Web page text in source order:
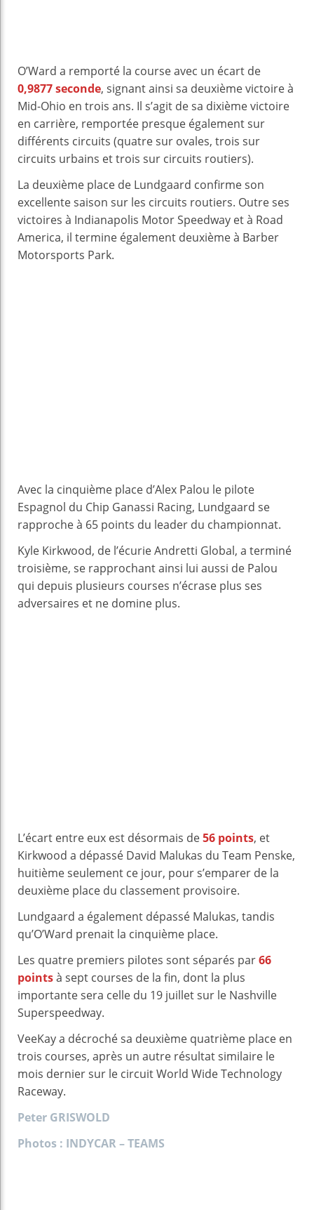
O’Ward a remporté la course avec un écart de
0,9877 seconde, signant ainsi sa deuxième victoire à
Mid-Ohio en trois ans. Il s’agit de sa dixième victoire
en carrière, remportée presque également sur
différents circuits (quatre sur ovales, trois sur
circuits urbains et trois sur circuits routiers).
La deuxième place de Lundgaard confirme son
excellente saison sur les circuits routiers. Outre ses
victoires à Indianapolis Motor Speedway et à Road
America, il termine également deuxième à Barber
Motorsports Park.
Avec la cinquième place d’Alex Palou le pilote
Espagnol du Chip Ganassi Racing, Lundgaard se
rapproche à 65 points du leader du championnat.
Kyle Kirkwood, de l’écurie Andretti Global, a terminé
troisième, se rapprochant ainsi lui aussi de Palou
qui depuis plusieurs courses n’écrase plus ses
adversaires et ne domine plus.
L’écart entre eux est désormais de56 points, et
Kirkwood a dépassé David Malukas du Team Penske,
huitième seulement ce jour, pour s’emparer de la
deuxième place du classement provisoire.
Lundgaard a également dépassé Malukas, tandis
qu’O’Ward prenait la cinquième place.
Les quatre premiers pilotes sont séparés par66
pointsà sept courses de la fin, dont la plus
importante sera celle du 19 juillet sur le Nashville
Superspeedway.
VeeKay a décroché sa deuxième quatrième place en
trois courses, après un autre résultat similaire le
mois dernier sur le circuit World Wide Technology
Raceway.
Peter GRISWOLD
Photos : INDYCAR – TEAMS